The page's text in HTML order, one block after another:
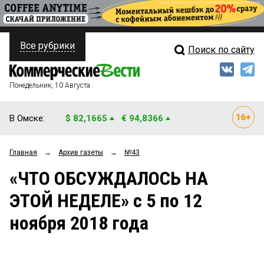
ПОЛИТИКА
ФИНАНСЫ
ОБЩЕСТВО
ЗАКОН
НОВОСТИ КОМПАНИЙ
Свежий выпуск
Рейтинги
Блоги
Все рубрики Поиск по сайту
Понедельник, 10 Августа
В Омске: $ 82,1665 € 94,8366
Главная → Архив газеты → №43
«ЧТО ОБСУЖДАЛОСЬ НА
ЭТОЙ НЕДЕЛЕ» с 5 по 12
ноября 2018 года